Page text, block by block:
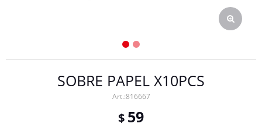
SOBRE PAPEL X10PCS
816667
$ 59